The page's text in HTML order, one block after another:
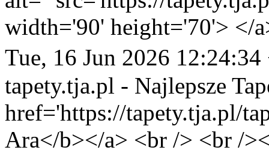
width='90' height='70'> </
Tue, 16 Jun 2026 12:24:34
tapety.tja.pl - Najlepsze
href='https://tapety.tja.pl/
Ara</b></a> <br /> <br /